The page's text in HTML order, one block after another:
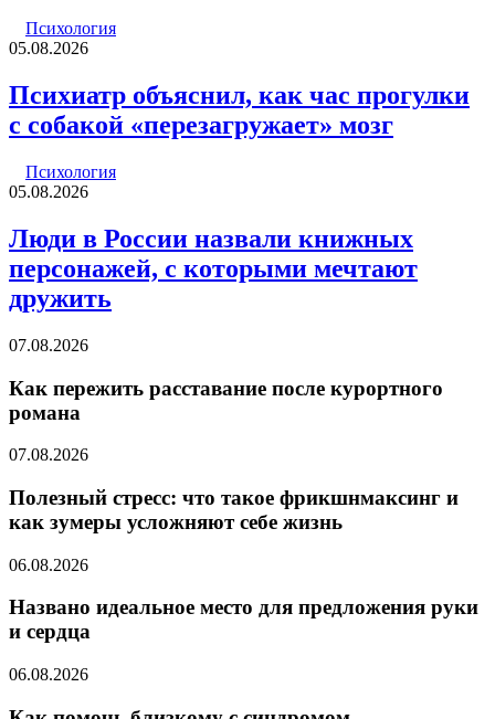
Психология
05.08.2026
Психиатр объяснил, как час прогулки
с собакой «перезагружает» мозг
Психология
05.08.2026
Люди в России назвали книжных
персонажей, с которыми мечтают
дружить
07.08.2026
Как пережить расставание после курортного
романа
07.08.2026
Полезный стресс: что такое фрикшнмаксинг и
как зумеры усложняют себе жизнь
06.08.2026
Названо идеальное место для предложения руки
и сердца
06.08.2026